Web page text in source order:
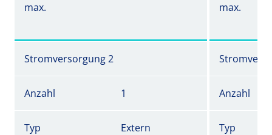
max.
max.
Stromversorgung 2
Anzahl 1 Anzahl
Typ Extern Typ